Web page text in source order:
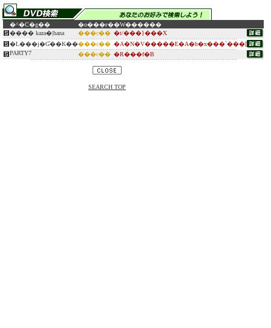
�^�C�g�� �o���ғ��W������
���� kaza�|hana
���c�� �t/���}���X
�L���j�Ɠ��K�����c�� �A�N�V�����E�A�h�x���`���[
PARTY7
���c�� �R���f�B
SEARCH TOP